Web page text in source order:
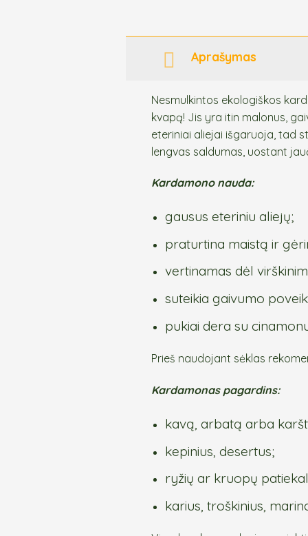
Aprašymas
Nesmulkintos ekologiškos
kvapą! Jis yra itin malonus,
eteriniai aliejai išgaruoja, tad
lengvas saldumas, uostant
Kardamono nauda:
gausus eteriniu aliejų;
praturtina maistą ir
vertinamas dėl
suteikia gaivumo
pukiai dera su
Prieš naudojant sėklas
Kardamonas pagardins:
kavą, arbatą arba
kepinius, desertus;
ryžių ar kruopų
karius, troškinius,